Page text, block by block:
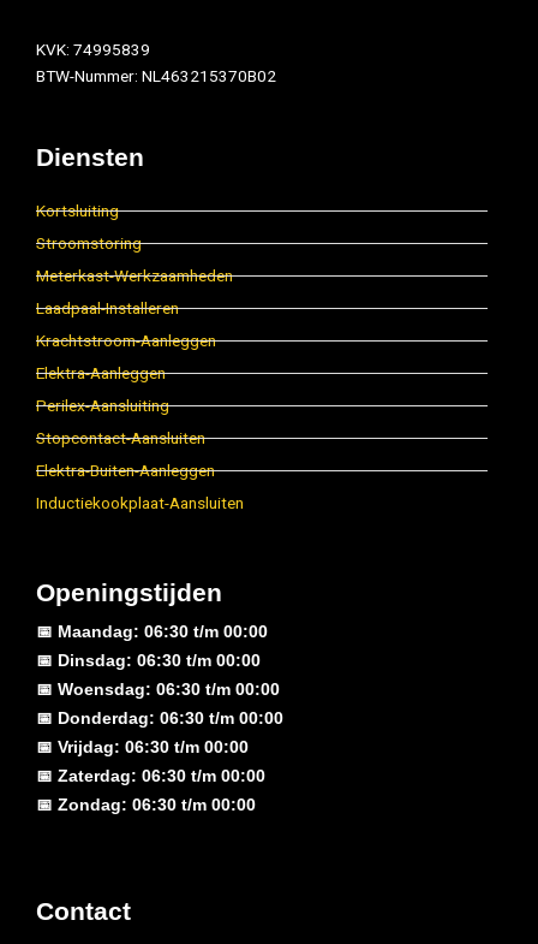
KVK: 74995839
BTW-Nummer: NL463215370B02
Diensten
Kortsluiting
Stroomstoring
Meterkast-Werkzaamheden
Laadpaal-Installeren
Krachtstroom-Aanleggen
Elektra-Aanleggen
Perilex-Aansluiting
Stopcontact-Aansluiten
Elektra-Buiten-Aanleggen
Inductiekookplaat-Aansluiten
Openingstijden
📅 Maandag: 06:30 t/m 00:00
📅 Dinsdag: 06:30 t/m 00:00
📅 Woensdag: 06:30 t/m 00:00
📅 Donderdag: 06:30 t/m 00:00
📅 Vrijdag: 06:30 t/m 00:00
📅 Zaterdag: 06:30 t/m 00:00
📅 Zondag: 06:30 t/m 00:00
Contact